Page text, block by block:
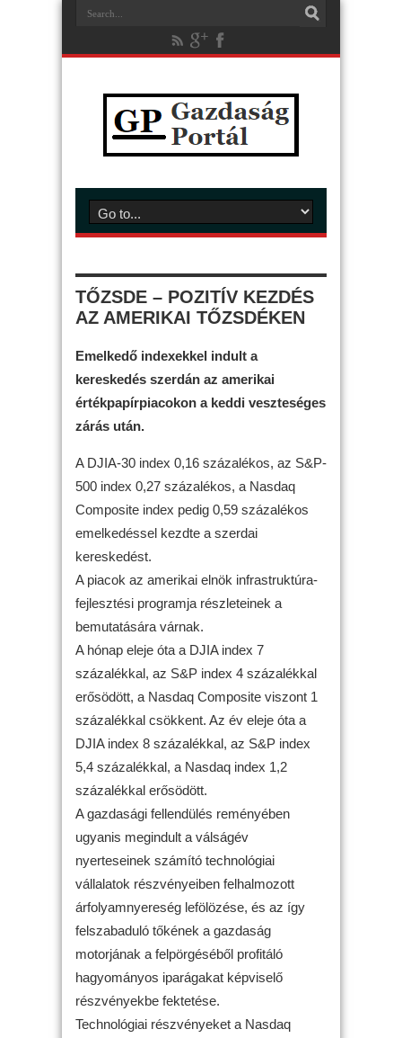
TŐZSDE – POZITÍV KEZDÉS
AZ AMERIKAI TŐZSDÉKEN
Emelkedő indexekkel indult a
kereskedés szerdán az amerikai
értékpapírpiacokon a keddi veszteséges
zárás után.
A DJIA-30 index 0,16 százalékos, az S&P-
500 index 0,27 százalékos, a Nasdaq
Composite index pedig 0,59 százalékos
emelkedéssel kezdte a szerdai
kereskedést.
A piacok az amerikai elnök infrastruktúra-
fejlesztési programja részleteinek a
bemutatására várnak.
A hónap eleje óta a DJIA index 7
százalékkal, az S&P index 4 százalékkal
erősödött, a Nasdaq Composite viszont 1
százalékkal csökkent. Az év eleje óta a
DJIA index 8 százalékkal, az S&P index
5,4 százalékkal, a Nasdaq index 1,2
százalékkal erősödött.
A gazdasági fellendülés reményében
ugyanis megindult a válságév
nyerteseinek számító technológiai
vállalatok részvényeiben felhalmozott
árfolyamnyereség lefölözése, és az így
felszabaduló tőkének a gazdaság
motorjának a felpörgéséből profitáló
hagyományos iparágakat képviselő
részvényekbe fektetése.
Technológiai részvényeket a Nasdaq